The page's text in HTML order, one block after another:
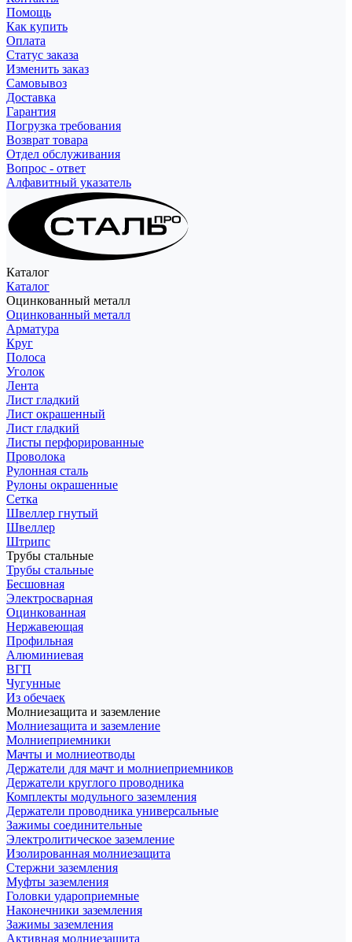
Помощь
Как купить
Оплата
Статус заказа
Изменить заказ
Самовывоз
Доставка
Гарантия
Погрузка требования
Возврат товара
Отдел обслуживания
Вопрос - ответ
Алфавитный указатель
Каталог
Каталог
Оцинкованный металл
Оцинкованный металл
Арматура
Круг
Полоса
Уголок
Лента
Лист гладкий
Лист окрашенный
Лист гладкий
Листы перфорированные
Проволока
Рулонная сталь
Рулоны окрашенные
Сетка
Швеллер гнутый
Швеллер
Штрипс
Трубы стальные
Трубы стальные
Бесшовная
Электросварная
Оцинкованная
Нержавеющая
Профильная
Алюминиевая
ВГП
Чугунные
Из обечаек
Молниезащита и заземление
Молниезащита и заземление
Молниеприемники
Мачты и молниеотводы
Держатели для мачт и молниеприемников
Держатели круглого проводника
Комплекты модульного заземления
Держатели проводника универсальные
Зажимы соединительные
Электролитическое заземление
Изолированная молниезащита
Стержни заземления
Муфты заземления
Головки удароприемные
Наконечники заземления
Зажимы заземления
Активная молниезащита